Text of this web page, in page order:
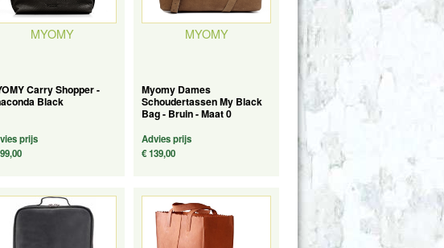
MYOMY
Carry Shopper -
Black
prijs
MYOMY
Myomy Dames
Schoudertassen My Black
Bag - Bruin - Maat 0
Advies prijs
€ 139,00